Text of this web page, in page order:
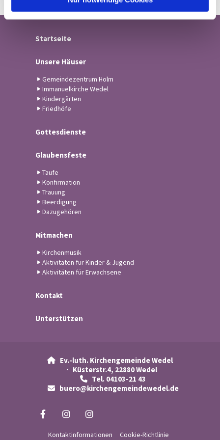
Startseite
Unsere Häuser
Gemeindezentrum Holm
Immanuelkirche Wedel
Kindergärten
Friedhöfe
Gottesdienste
Glaubensfeste
Taufe
Konfirmation
Trauung
Beerdigung
Dazugehören
Mitmachen
Kirchenmusik
Aktivitäten für Kinder & Jugend
Aktivitäten für Erwachsene
Kontakt
Unterstützen

Ev.-luth. Kirchengemeinde Wedel
· Küsterstr.4, 22880 Wedel
 Tel. 04103-21 43
buero@kirchengemeindewedel.de
Kontaktinformationen Cookie-Richtlinie